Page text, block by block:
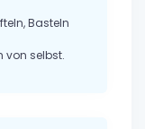
Basteln
von selbst.